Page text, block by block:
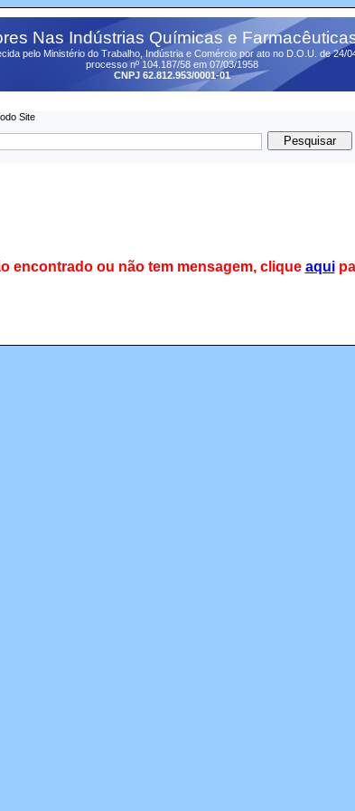
Nas Indústrias Químicas e
pelo Ministério do Trabalho, Indústria e Comércio por ato no D.O.U. de 24/
processo nº 104.187/58 em 07/03/1958
CNPJ 62.812.953/0001-01
Site
encontrado ou não tem mensagem, clique aqui